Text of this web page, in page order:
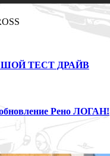
ТЕСТ ДРАЙВ
Рено ЛОГАН!